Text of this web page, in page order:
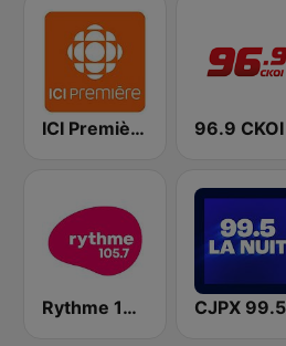
ICI Première Québec 96.9 CKOI
Rythme 105.7 FM